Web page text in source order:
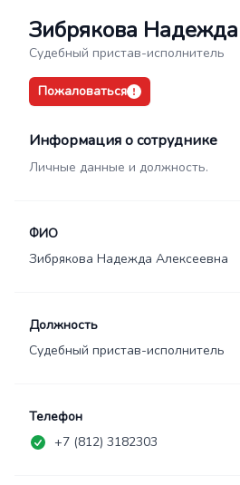
Зибрякова
Судебный пристав-исполнитель
Пожаловаться
Информация о сотруднике
Личные данные и должность.
ФИО
Зибрякова Надежда Алексеевна
Должность
Судебный пристав-исполнитель
Телефон
+7 (812) 3182303